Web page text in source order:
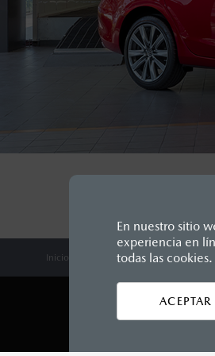
En nuestro sitio
experiencia en
todas las
ACEPTAR
Inicio Distribuidores Mazda
LEGALES
1
2
Los
seguro